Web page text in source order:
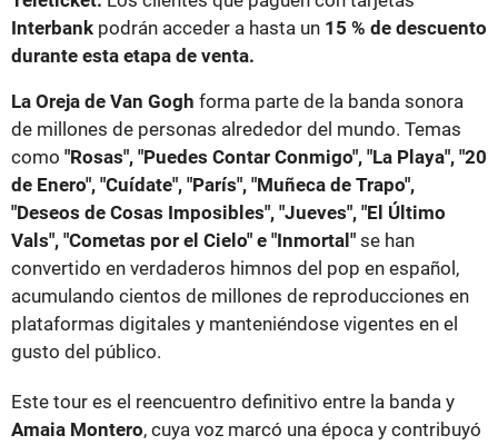
Interbank podrán acceder a hasta un 15 % de descuento
durante esta etapa de venta.
La Oreja de Van Gogh forma parte de la banda sonora
de millones de personas alrededor del mundo. Temas
como "Rosas", "Puedes Contar Conmigo", "La Playa", "20
de Enero", "Cuídate", "París", "Muñeca de Trapo",
"Deseos de Cosas Imposibles", "Jueves", "El Último
Vals", "Cometas por el Cielo" e "Inmortal" se han
convertido en verdaderos himnos del pop en español,
acumulando cientos de millones de reproducciones en
plataformas digitales y manteniéndose vigentes en el
gusto del público.
Este tour es el reencuentro definitivo entre la banda y
Amaia Montero, cuya voz marcó una época y contribuyó